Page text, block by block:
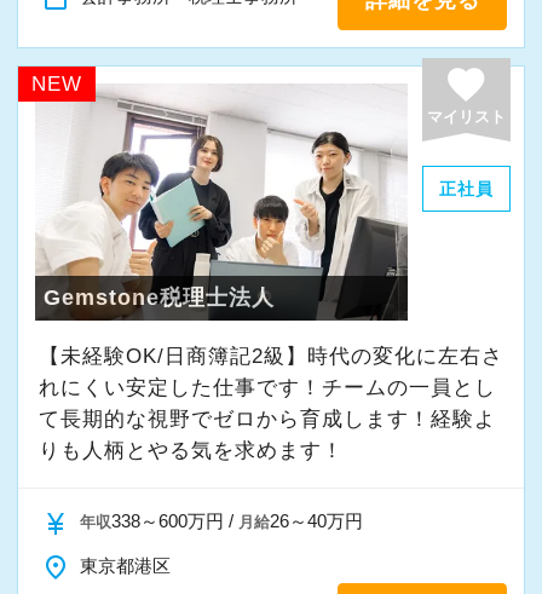
「まずはやってみる」
「新しいことにも前向きに挑戦してみる」
そんな姿勢をお持ちの方であれば、経験を活か
しながらさらに成長できる環境です。
一緒に学び、成長しながら、お客様のお役に立
てる仕事をしていきませんか。
★事務所の理念★
～事業の発展に寄与するために、公正で健全な
会計・税務を通じて、貢献できる価値を提供
し、人生豊かで幸せになるための力となること
～
当事務所では、経営者やそこで働く社員の皆さ
に取り組んでいます。
また、職員一人ひとりが仕事にやりがいや成長
NEW favorite
マイリスト
正社員
Gemstone税理士法人
【未経験OK/日商簿記2級】時代の変化に左右さ
れにくい安定した仕事です！チームの一員とし
て⻑期的な視野でゼロから育成します！経験よ
りも人柄とやる気を求めます！
currency_yen 年収338～600万円 / 月給26～40万円
place 東京都港区